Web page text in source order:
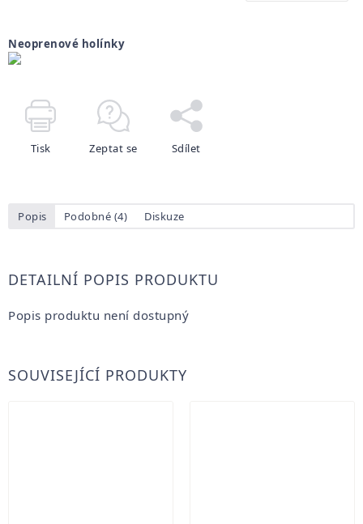
Neoprenové holínky
Tisk Zeptat se Sdílet
Popis Podobné (4) Diskuze
DETAILNÍ POPIS PRODUKTU
Popis produktu není dostupný
SOUVISEJÍCÍ PRODUKTY